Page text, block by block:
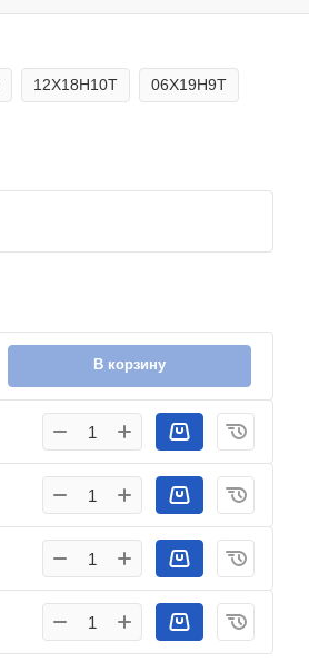
12Х18Н10Т 06Х19Н9Т
В корзину